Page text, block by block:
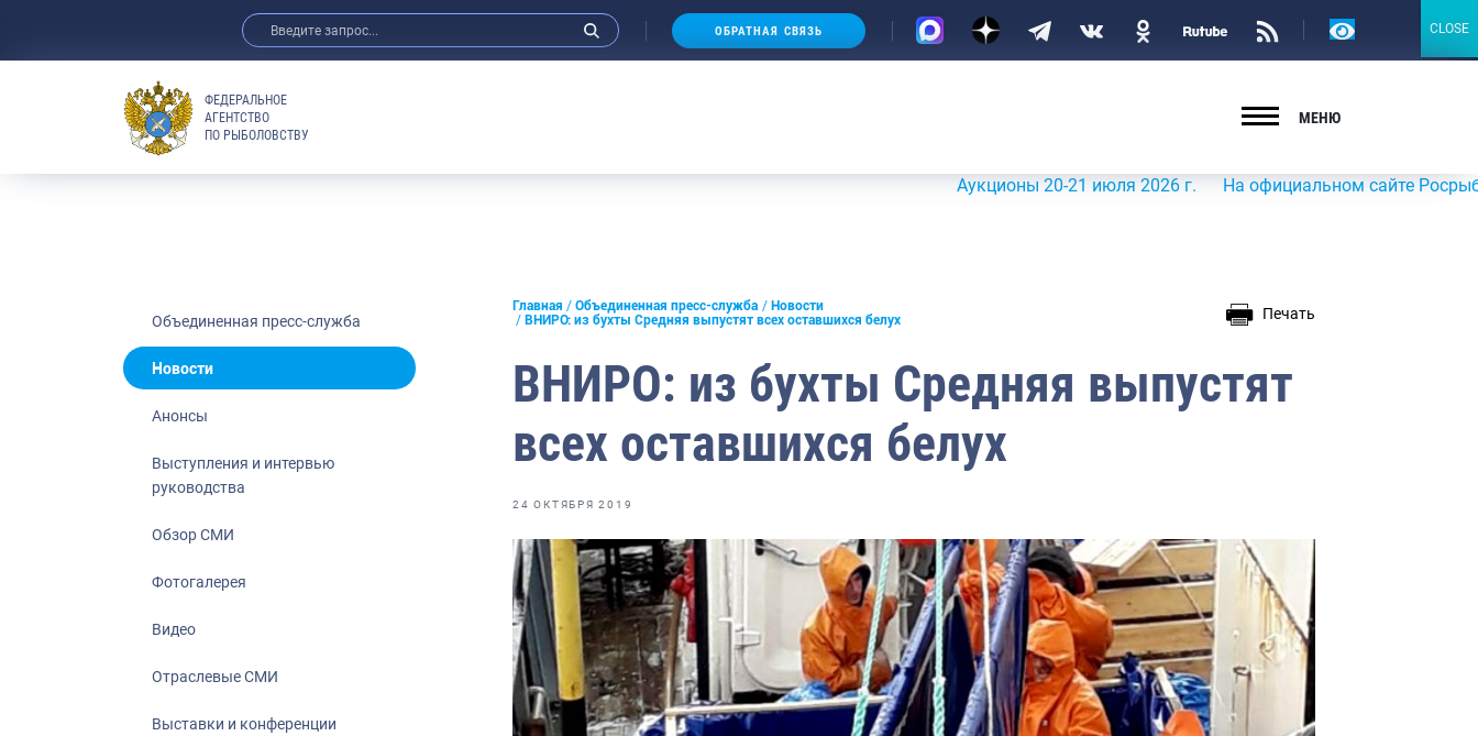
Анонсы
Отраслевые СМИ
Выставки и конференции
Рыбоохрана России
Большая африканская экспедиция
Укрепление духовно-нравственных
События в России и мире
ОБРАТНАЯ СВЯЗЬ
Версия
ФЕДЕРАЛЬНОЕ
АГЕНТСТВО
ПО РЫБОЛОВСТВУ
МЕНЮ
Аукционы 20-21 июля 2026 г. На официальном сайте
Объединенная пресс-служба
Новости
Анонсы
Выступления и интервью
руководства
Обзор СМИ
Фотогалерея
Видео
Отраслевые СМИ
Выставки и конференции
Главная Объединенная пресс-служба
Новости
ВНИРО: из бухты Средняя выпустят всех оставшихся белух
Печать
ВНИРО: из бухты Средняя выпустят
всех оставшихся белух
24 ОКТЯБРЯ 2019
CLOSE
CLOSE